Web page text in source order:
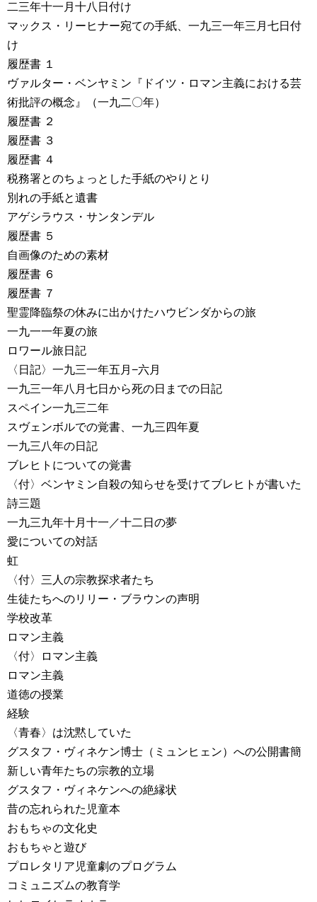
二三年十一月十八日付け
マックス・リーヒナー宛ての手紙、一九三一年三月七日付
け
履歴書 １
ヴァルター・ベンヤミン『ドイツ・ロマン主義における芸
術批評の概念』（一九二〇年）
履歴書 ２
履歴書 ３
履歴書 ４
税務署とのちょっとした手紙のやりとり
別れの手紙と遺書
アゲシラウス・サンタンデル
履歴書 ５
自画像のための素材
履歴書 ６
履歴書 ７
聖霊降臨祭の休みに出かけたハウビンダからの旅
一九一一年夏の旅
ロワール旅日記
〈日記〉一九三一年五月−六月
一九三一年八月七日から死の日までの日記
スペイン一九三二年
スヴェンボルでの覚書、一九三四年夏
一九三八年の日記
ブレヒトについての覚書
〈付〉ベンヤミン自殺の知らせを受けてブレヒトが書いた
詩三題
一九三九年十月十一／十二日の夢
愛についての対話
虹
〈付〉三人の宗教探求者たち
生徒たちへのリリー・ブラウンの声明
学校改革
ロマン主義
〈付〉ロマン主義
ロマン主義
道徳の授業
経験
〈青春〉は沈黙していた
グスタフ・ヴィネケン博士（ミュンヒェン）への公開書簡
新しい青年たちの宗教的立場
グスタフ・ヴィネケンへの絶縁状
昔の忘れられた児童本
おもちゃの文化史
おもちゃと遊び
プロレタリア児童劇のプログラム
コミュニズムの教育学